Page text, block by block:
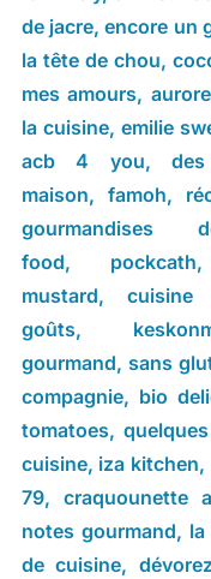
de jacre,encore un
la tête de chou,
mes amours,
la cuisine, emilie
acb 4 you,
maison,famoh,
food, pockcath
mustard,
goûts,
gourmand, sans
compagnie, bio
tomatoes,
cuisine, iza kitchen,
79, craquounette
notes gourmand,
de cuisine,